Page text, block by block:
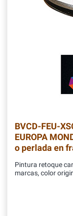
BVCD-FEU-
EUROPA
o perlada en
Pintura retoque
marcas, color